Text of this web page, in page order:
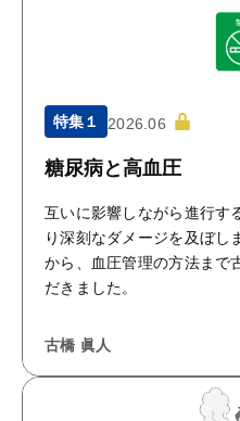
特集１ 2026.06
糖尿病と高血圧
互いに影響しながら進行す
り深刻なダメージを及ぼし
から、血圧管理の方法まで
だきました。
古橋 眞人